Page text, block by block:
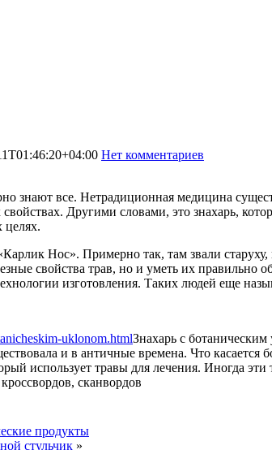
Нет комментариев
знают все. Нетрадиционная медицина
Другими словами, это знахарь,
целях.
Нос». Примерно так, там звали
свойства трав, но и уметь их правильно
изготовления. Таких людей еще
uklonom.htmlЗнахарь с
и в античные времена. Что касается
использует травы для лечения. Иногда
продукты
стульчик »